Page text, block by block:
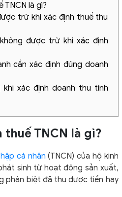
TNCN là gì?
trừ khi xác định thuế thu
được trừ khi xác định
cần xác định đúng doanh
xác định doanh thu tính
TNCN là gì?
cá nhân (TNCN) của hộ kinh
sinh từ hoạt động sản xuất,
phân biệt đã thu được tiền hay